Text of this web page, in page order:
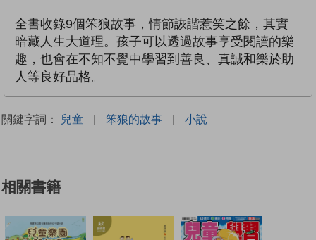
全書收錄9個笨狼故事，情節詼諧惹笑之餘，其實
暗藏人生大道理。孩子可以透過故事享受閱讀的樂
趣，也會在不知不覺中學習到善良、真誠和樂於助
人等良好品格。
關鍵字詞： 兒童 | 笨狼的故事 | 小說
相關書籍